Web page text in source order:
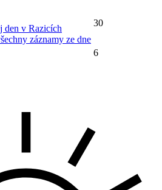
den v Razicích
záznamy ze dne
30
6